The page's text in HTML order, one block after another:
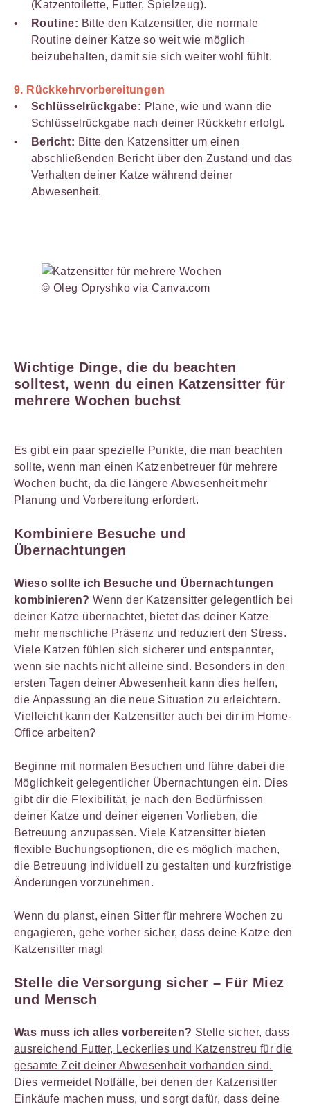
(Katzentoilette, Futter, Spielzeug).
Routine: Bitte den Katzensitter, die normale
Routine deiner Katze so weit wie möglich
beizubehalten, damit sie sich weiter wohl fühlt.
9. Rückkehrvorbereitungen
Schlüsselrückgabe: Plane, wie und wann die
Schlüsselrückgabe nach deiner Rückkehr erfolgt.
Bericht: Bitte den Katzensitter um einen
abschließenden Bericht über den Zustand und das
Verhalten deiner Katze während deiner
Abwesenheit.
© Oleg Opryshko via Canva.com
Wichtige Dinge, die du beachten
solltest, wenn du einen Katzensitter für
mehrere Wochen buchst
Es gibt ein paar spezielle Punkte, die man beachten
sollte, wenn man einen Katzenbetreuer für mehrere
Wochen bucht, da die längere Abwesenheit mehr
Planung und Vorbereitung erfordert.
Kombiniere Besuche und
Übernachtungen
Wieso sollte ich Besuche und Übernachtungen
kombinieren?Wenn der Katzensitter gelegentlich bei
deiner Katze übernachtet, bietet das deiner Katze
mehr menschliche Präsenz und reduziert den Stress.
Viele Katzen fühlen sich sicherer und entspannter,
wenn sie nachts nicht alleine sind. Besonders in den
ersten Tagen deiner Abwesenheit kann dies helfen,
die Anpassung an die neue Situation zu erleichtern.
Vielleicht kann der Katzensitter auch bei dir im Home-
Office arbeiten?
Beginne mit normalen Besuchen und führe dabei die
Möglichkeit gelegentlicher Übernachtungen ein. Dies
gibt dir die Flexibilität, je nach den Bedürfnissen
deiner Katze und deiner eigenen Vorlieben, die
Betreuung anzupassen. Viele Katzensitter bieten
flexible Buchungsoptionen, die es möglich machen,
die Betreuung individuell zu gestalten und kurzfristige
Änderungen vorzunehmen.
Wenn du planst, einen Sitter für mehrere Wochen zu
engagieren, gehe vorher sicher, dass deine Katze den
Katzensitter mag!
Stelle dieVersorgung sicher – Für Miez
und Mensch
Was muss ich alles vorbereiten? Stelle sicher, dass
ausreichend Futter, Leckerlies und Katzenstreu für die
gesamte Zeit deiner Abwesenheit vorhanden sind.
Dies vermeidet Notfälle, bei denen der Katzensitter
Einkäufe machen muss, und sorgt dafür, dass deine